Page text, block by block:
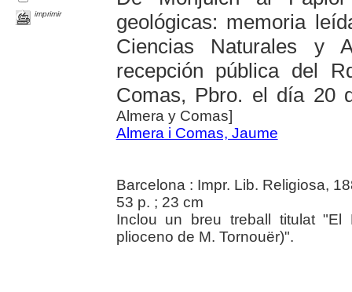
imprimir
geológicas: memoria
Ciencias Naturales y
recepción pública del
Comas, Pbro. el día 20
Almera y Comas]
Almera i Comas, Jaume
Barcelona : Impr. Lib. Religiosa,
53 p. ; 23 cm
Inclou un breu treball titulat
plioceno de M. Tornouër)".